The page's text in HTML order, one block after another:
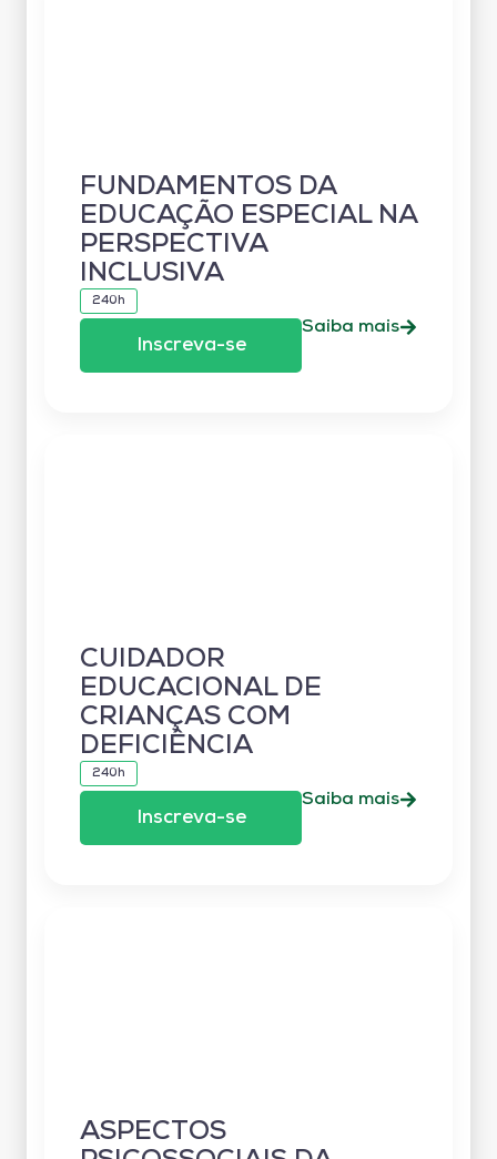
FUNDAMENTOS DA
EDUCAÇÃO ESPECIAL NA
PERSPECTIVA
INCLUSIVA
240h
Inscreva-se
Saiba mais
CUIDADOR
EDUCACIONAL DE
CRIANÇAS COM
DEFICIÊNCIA
240h
Inscreva-se
Saiba mais
ASPECTOS